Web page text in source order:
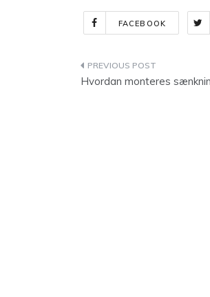
FACEBOOK
Hvordan monteres